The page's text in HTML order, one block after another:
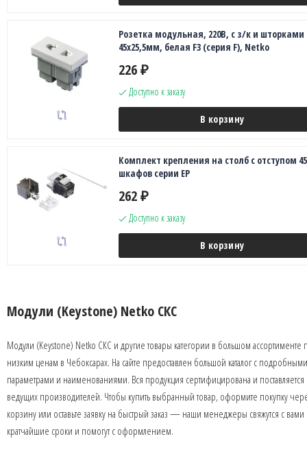
Розетка модульная, 220В, с з/к и шторками
45х25,5мм, белая F3 (серия F), Netko
226 ₽
Доступно к заказу
В корзину
Комплект крепления на столб с отступом
шкафов серии EP
262 ₽
Доступно к заказу
В корзину
Модули (Keystone) Netko СКС
Модули (Keystone) Netko СКС и другие товары категории в большом ассортименте
низким ценам в Чебоксарах. На сайте предоставлен большой каталог с подробными
параметрами и наименованиями. Вся продукция сертифицирована и поставляется
ведущих производителей. Чтобы купить выбранный товар, оформите покупку
корзину или оставьте заявку на быстрый заказ — наши менеджеры свяжутся с вами
кратчайшие сроки и помогут с оформлением.